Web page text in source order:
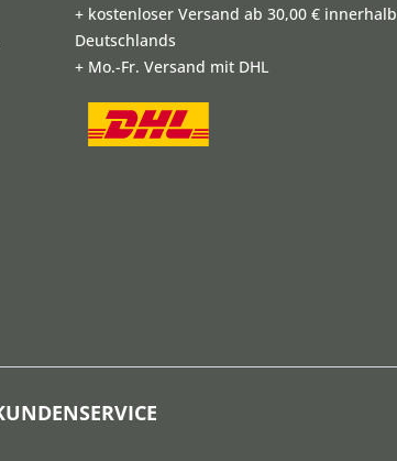
+ kostenloser Versand ab 30,00 € innerhalb
Deutschlands
+ Mo.-Fr. Versand mit DHL